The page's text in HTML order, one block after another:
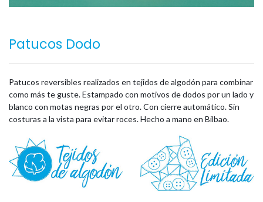
Patucos Dodo
Patucos reversibles realizados en tejidos de algodón para combinar
como más te guste. Estampado con motivos de dodos por un lado y
blanco con motas negras por el otro. Con cierre automático. Sin
costuras a la vista para evitar roces. Hecho a mano en Bilbao.